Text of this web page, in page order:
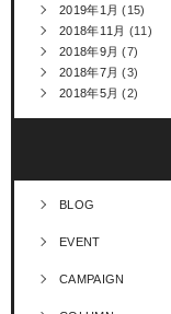
2019年1月 (15)
2018年11月 (11)
2018年9月 (7)
2018年7月 (3)
2018年5月 (2)
BLOG
EVENT
CAMPAIGN